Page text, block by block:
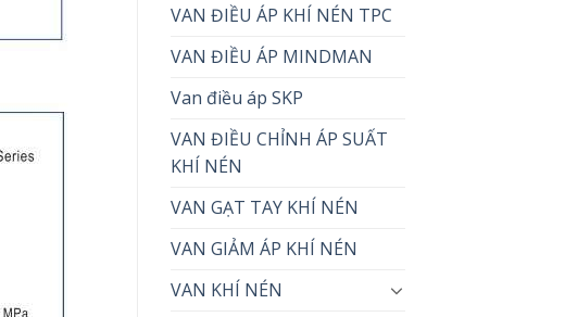
VAN ĐIỀU ÁP KHÍ NÉN TPC
VAN ĐIỀU ÁP MINDMAN
Van điều áp SKP
VAN ĐIỀU CHỈNH ÁP SUẤT
KHÍ NÉN
VAN GẠT TAY KHÍ NÉN
VAN GIẢM ÁP KHÍ NÉN
VAN KHÍ NÉN